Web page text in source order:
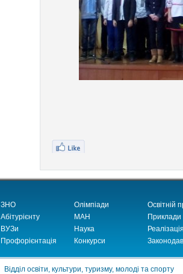
ЗНО
Абітурієнту
ВУЗи
Профорієнтація
Олімпіади
МАН
Наука
Конкурси
Освітній
Приклади
Відділ освіти, культури, туризму, молоді та спорту